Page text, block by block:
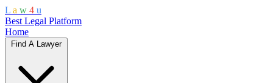
L a w 4 u
Best Legal Platform
Home
Find A Lawyer